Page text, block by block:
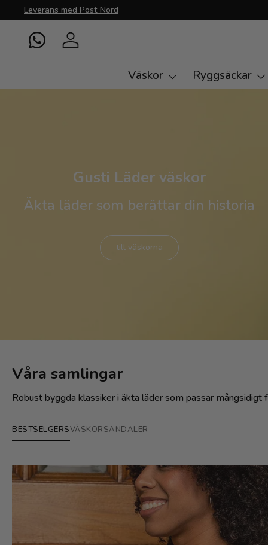
Direkt till innehållet
Leverans med Post Nord
WhatsAppLogga in
Väskor Ryggsäckar
Gusti Läder väskor
Äkta läder som berättar din historia
till väskorna
Våra samlingar
Robust byggda klassiker i äkta läder som passar mångsidigt
BESTSELGERSVÄSKORSANDALER